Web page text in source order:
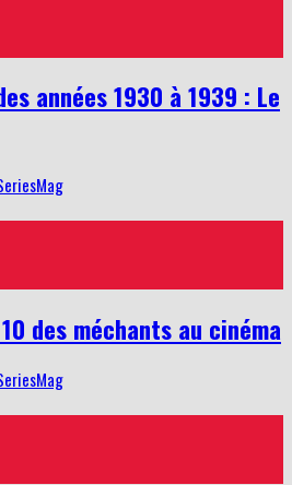
années 1930 à 1939 : Le
des méchants au cinéma